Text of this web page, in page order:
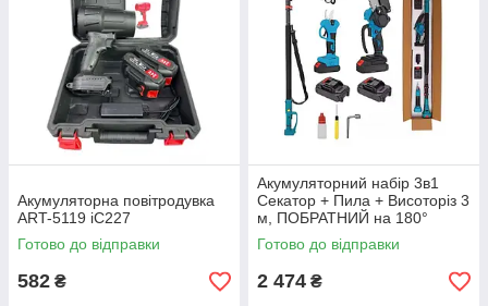
Акумуляторна повітродувка
ART-5119 iC227
Готово до відправки
582 ₴
Акумуляторний набір 3в1
Секатор + Пила + Висоторіз 3
м, ПОБРАТНИЙ на 180°
iC227
Готово до відправки
2 474 ₴